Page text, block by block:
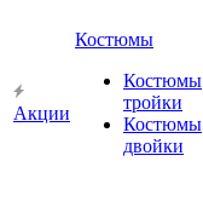
Акции
Костюмы
Костюмы
тройки
Костюмы
двойки